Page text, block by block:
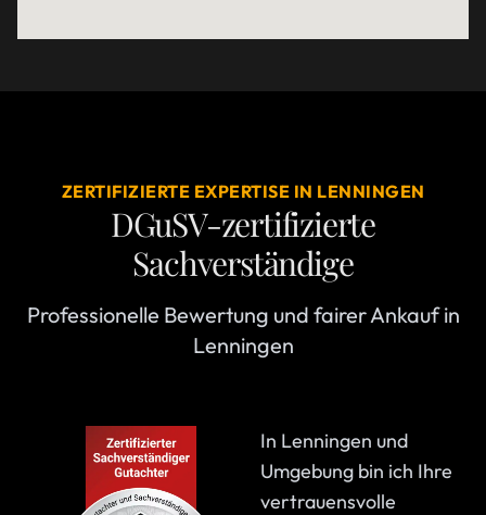
ZERTIFIZIERTE EXPERTISE IN LENNINGEN
DGuSV-zertifizierte
Sachverständige
Professionelle Bewertung und fairer Ankauf in
Lenningen
In Lenningen und
Umgebung bin ich Ihre
vertrauensvolle